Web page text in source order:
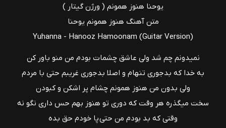
یوحنا هنوز همونم ( ورژن گیتار )
متن آهنگ هنوز همونم یوحنا
Yuhanna - Hanooz Hamoonam (Guitar Version)
نمیدونم چم شد ولی عاشق چشمات بودم من منو باور کن
به خدا که بدجوری تنهام و اصلا بدجوری غریبم حتی با مردم
ولی بدون من هنوز همونم چشام پر اشکن و کبودن
سخت میگذره هر وقت که دوری تو هنوز بهم حس داری نگو نه
وقتی که بد بودم من حتی پا خودم حق بده